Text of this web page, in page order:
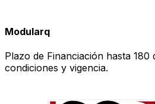
Modularq
Plazo de Financiación hasta 180
condiciones y vigencia.